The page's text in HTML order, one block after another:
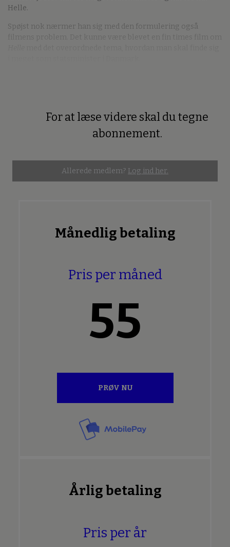
Helle.
Spøjst nok nærmer han sig med den formulering også
For at læse videre skal du tegne
abonnement.
Allerede medlem? Log ind her.
Månedlig betaling
Pris per måned
55
PRØV NU
Årlig betaling
Pris per år